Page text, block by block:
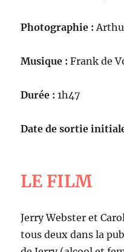
Photographie :
Musique :Frank de
Durée : 1h47
Date de sortie
LE FILM
Jerry Webster et
tous deux dans la